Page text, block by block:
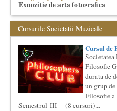
Expozitie de arta fotografica
Expozitie de arta fotografica
Spatiu: neoBhoema Art & Social
O bucatarie ca-n filme
Carte – Film – Mancare
ca-n filme, Scenotopul bucatariei
Cursul de Cinematografie
Societatea Muzicala organizeaza
cinematografica. Este un curs
Cursurile Societatii Muzicale
Cursul de
Societatea
Filosofie
durata de
un grup
Filosofie
Semestrul III – (8 cursuri)...